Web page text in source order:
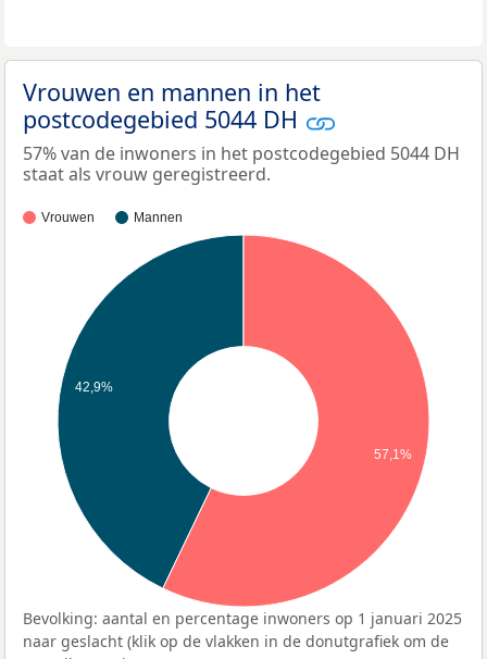
Vrouwen en mannen in het
postcodegebied 5044 DH
57% van de inwoners in het postcodegebied 5044 DH
staat als vrouw geregistreerd.
Vrouwen Mannen
42,9%
57,1%
Bevolking: aantal en percentage inwoners op 1 januari 2025
naar geslacht (klik op de vlakken in de donutgrafiek om de